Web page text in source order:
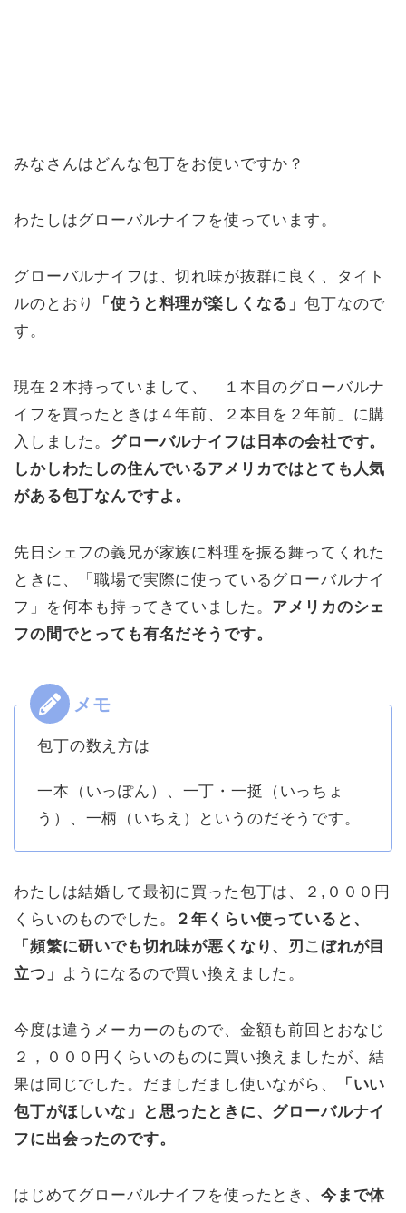
みなさんはどんな包丁をお使いですか？
わたしはグローバルナイフを使っています。
グローバルナイフは、切れ味が抜群に良く、タイト
ルのとおり
「使うと料理が楽しくなる」包丁なので
す。
現在２本持っていまして、「１本目のグローバルナ
イフを買ったときは４年前、２本目を２年前」に購
入しました。 グローバルナイフは日本の会社です。
しかしわたしの住んでいるアメリカではとても人気
がある包丁なんですよ。
先日シェフの義兄が家族に料理を振る舞ってくれた
ときに、「職場で実際に使っているグローバルナイ
フ」を何本も持ってきていました。 アメリカのシェ
フの間でとっても有名だそうです。
包丁の数え方は
一本（いっぽん）、一丁・一挺（いっちょ
う）、一柄（いちえ）というのだそうです。
わたしは結婚して最初に買った包丁は、２,０００円
くらいのものでした。
２年くらい使っていると、
「頻繁に研いでも切れ味が悪くなり、刃こぼれが目
立つ」
ようになるので買い換えました。
今度は違うメーカーのもので、金額も前回とおなじ
２，０００円くらいのものに買い換えましたが、結
果は同じでした。だましだまし使いながら、
「いい
包丁がほしいな」と思ったときに、グローバルナイ
フに出会ったのです。
はじめてグローバルナイフを使ったとき、 今まで体